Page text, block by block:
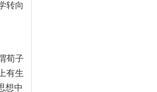
转向
荀子
有生
想中